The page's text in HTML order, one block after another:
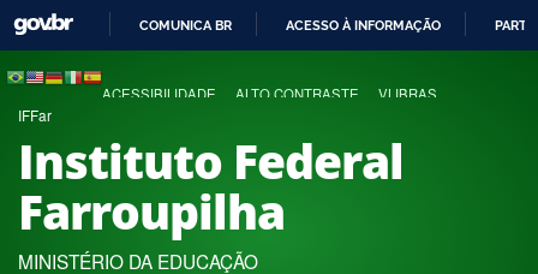
COMUNICA BR ACESSO À INFORMAÇÃO
ACESSIBILIDADE ALTO CONTRASTE VLIBRAS
IFFar
Instituto Federal
Farroupilha
MINISTÉRIO DA EDUCAÇÃO